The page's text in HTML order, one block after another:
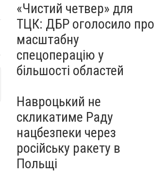
«Чистий четвер» для
ТЦК: ДБР оголосило про
масштабну
спецоперацію у
більшості областей
Навроцький не
скликатиме Раду
нацбезпеки через
російську ракету в
Польщі